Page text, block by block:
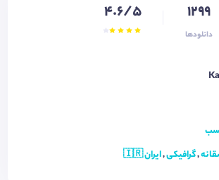
1299
دانلودها
4.6/5
,گرافیکی,ایران 🇮🇷